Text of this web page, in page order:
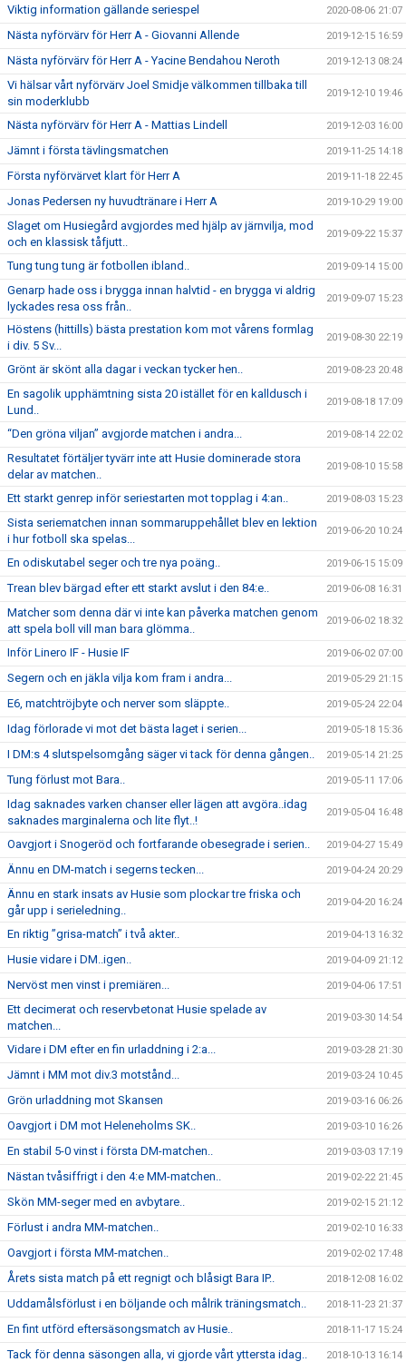
Viktig information gällande seriespel 2020-08-06 21:07
Nästa nyförvärv för Herr A - Giovanni Allende 2019-12-15 16:59
Nästa nyförvärv för Herr A - Yacine Bendahou Neroth 2019-12-13 08:24
Vi hälsar vårt nyförvärv Joel Smidje välkommen tillbaka till
sin moderklubb
2019-12-10 19:46
Nästa nyförvärv för Herr A - Mattias Lindell 2019-12-03 16:00
Jämnt i första tävlingsmatchen 2019-11-25 14:18
Första nyförvärvet klart för Herr A 2019-11-18 22:45
Jonas Pedersen ny huvudtränare i Herr A 2019-10-29 19:00
Slaget om Husiegård avgjordes med hjälp av järnvilja, mod
och en klassisk tåfjutt..
2019-09-22 15:37
Tung tung tung är fotbollen ibland.. 2019-09-14 15:00
Genarp hade oss i brygga innan halvtid - en brygga vi aldrig
lyckades resa oss från..
2019-09-07 15:23
Höstens (hittills) bästa prestation kom mot vårens formlag
i div. 5 Sv...
2019-08-30 22:19
Grönt är skönt alla dagar i veckan tycker hen.. 2019-08-23 20:48
En sagolik upphämtning sista 20 istället för en kalldusch i
Lund..
2019-08-18 17:09
“Den gröna viljan” avgjorde matchen i andra... 2019-08-14 22:02
Resultatet förtäljer tyvärr inte att Husie dominerade stora
delar av matchen..
2019-08-10 15:58
Ett starkt genrep inför seriestarten mot topplag i 4:an.. 2019-08-03 15:23
Sista seriematchen innan sommaruppehållet blev en lektion
i hur fotboll ska spelas...
2019-06-20 10:24
En odiskutabel seger och tre nya poäng.. 2019-06-15 15:09
Trean blev bärgad efter ett starkt avslut i den 84:e.. 2019-06-08 16:31
Matcher som denna där vi inte kan påverka matchen genom
att spela boll vill man bara glömma..
2019-06-02 18:32
Inför Linero IF - Husie IF 2019-06-02 07:00
Segern och en jäkla vilja kom fram i andra... 2019-05-29 21:15
E6, matchtröjbyte och nerver som släppte.. 2019-05-24 22:04
Idag förlorade vi mot det bästa laget i serien... 2019-05-18 15:36
I DM:s 4 slutspelsomgång säger vi tack för denna gången.. 2019-05-14 21:25
Tung förlust mot Bara.. 2019-05-11 17:06
Idag saknades varken chanser eller lägen att avgöra..idag
saknades marginalerna och lite flyt..!
2019-05-04 16:48
Oavgjort i Snogeröd och fortfarande obesegrade i serien.. 2019-04-27 15:49
Ännu en DM-match i segerns tecken... 2019-04-24 20:29
Ännu en stark insats av Husie som plockar tre friska och
går upp i serieledning..
2019-04-20 16:24
En riktig ”grisa-match” i två akter.. 2019-04-13 16:32
Husie vidare i DM..igen.. 2019-04-09 21:12
Nervöst men vinst i premiären... 2019-04-06 17:51
Ett decimerat och reservbetonat Husie spelade av
matchen...
2019-03-30 14:54
Vidare i DM efter en fin urladdning i 2:a... 2019-03-28 21:30
Jämnt i MM mot div.3 motstånd... 2019-03-24 10:45
Grön urladdning mot Skansen 2019-03-16 06:26
Oavgjort i DM mot Heleneholms SK.. 2019-03-10 16:26
En stabil 5-0 vinst i första DM-matchen.. 2019-03-03 17:19
Nästan tvåsiffrigt i den 4:e MM-matchen.. 2019-02-22 21:45
Skön MM-seger med en avbytare.. 2019-02-15 21:12
Förlust i andra MM-matchen.. 2019-02-10 16:33
Oavgjort i första MM-matchen.. 2019-02-02 17:48
Årets sista match på ett regnigt och blåsigt Bara IP.. 2018-12-08 16:02
Uddamålsförlust i en böljande och målrik träningsmatch.. 2018-11-23 21:37
En fint utförd eftersäsongsmatch av Husie.. 2018-11-17 15:24
Tack för denna säsongen alla, vi gjorde vårt yttersta idag.. 2018-10-13 16:14